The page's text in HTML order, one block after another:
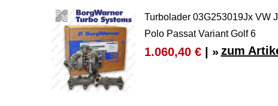
Turbolader 03G253019Jx VW
Polo Passat Variant Golf 6
1.060,40 €| » zum